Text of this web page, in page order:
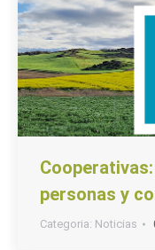
personas y
Categoria: Noticias